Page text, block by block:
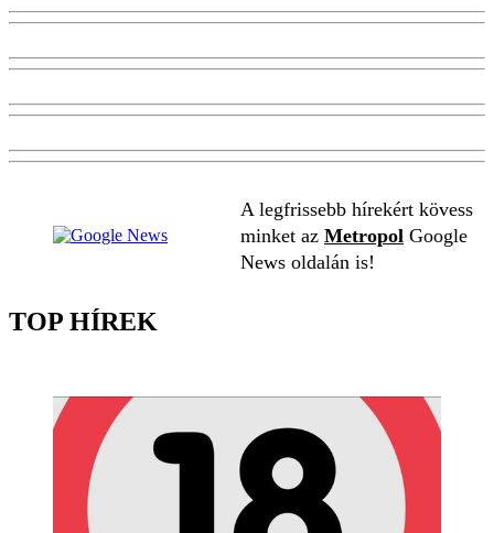
A legfrissebb hírekért kövess
minket az Metropol Google
News oldalán is!
TOP HÍREK